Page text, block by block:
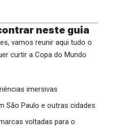
neste guia
vamos reunir aqui tudo o
curtir a Copa do Mundo
imersivas
São Paulo e outras cidades
voltadas para o